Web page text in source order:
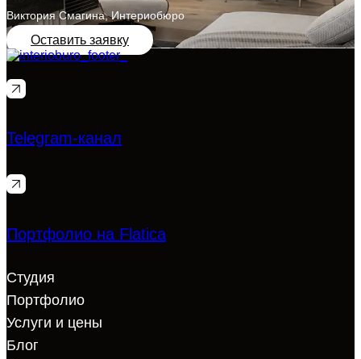
Виктория Смагина, Интериобюро
Оставить заявку
Telegram-канал
Портфолио на Flatica
Студия
Портфолио
Услуги и цены
Блог